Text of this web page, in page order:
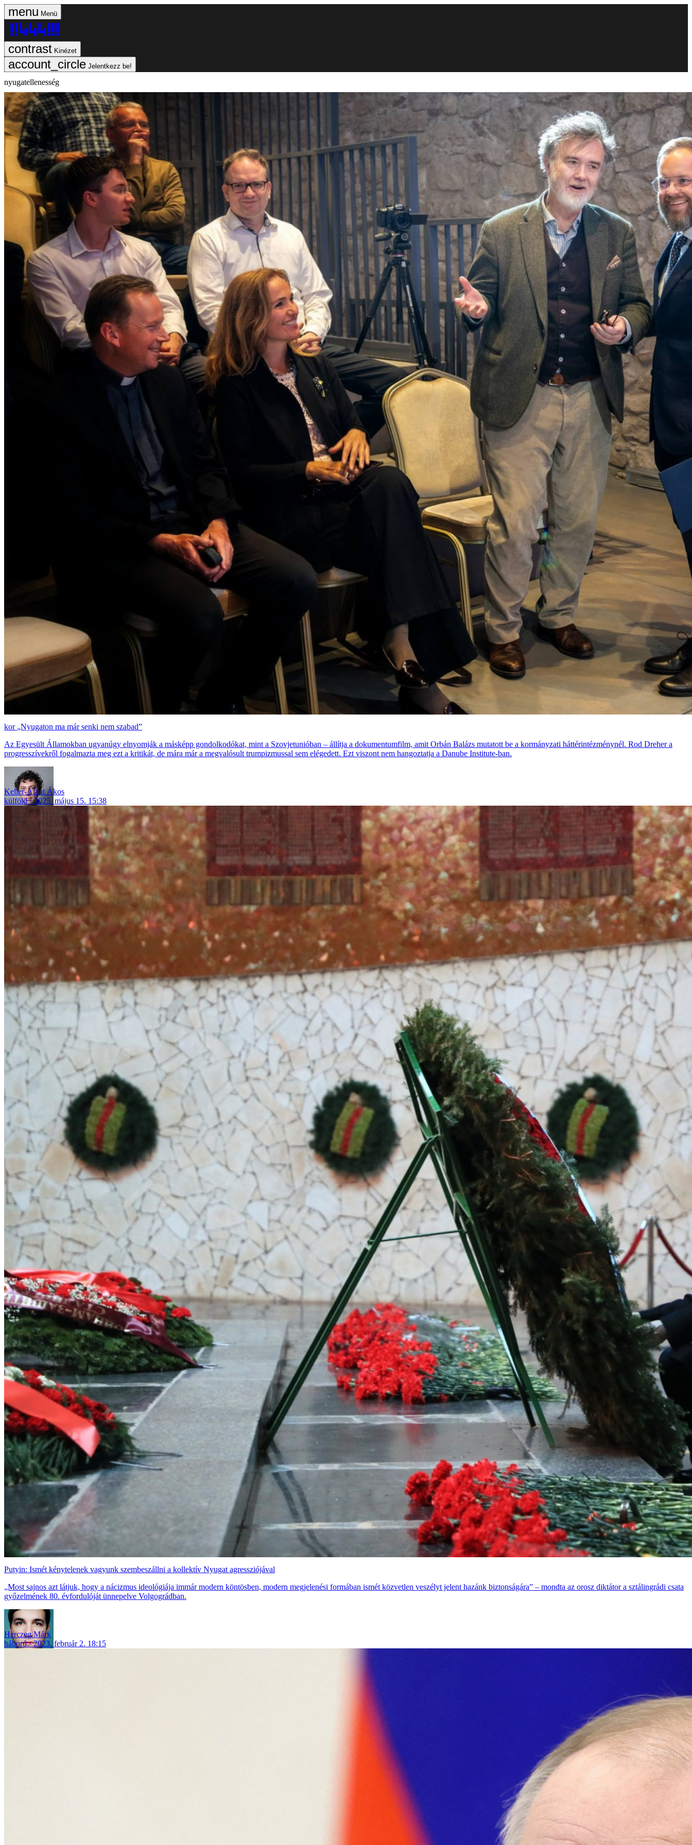
Menü
Kinézet
Jelentkezz be!
nyugatellenesség
„Nyugaton ma már senki nem szabad”
Az Egyesült Államokban ugyanúgy elnyomják a másképp gondolkodókat, mint a Szovjetunióban – állítja a dokumentumfilm, amit Orbán Balázs mutatott be a kormányzati háttérintézménynél. Rod Dreher a
progresszívekről fogalmazta meg ezt a kritikát, de mára már a megvalósult trumpizmussal sem elégedett. Ezt viszont nem hangoztatja a Danube Institute-ban.
Keller-Alánt Ákos
külföld
2025. május 15. 15:38
Putyin: Ismét kénytelenek vagyunk szembeszállni a kollektív Nyugat agressziójával
„Most sajnos azt látjuk, hogy a nácizmus ideológiája immár modern köntösben, modern megjelenési formában ismét közvetlen veszélyt jelent hazánk biztonságára” – mondta az orosz diktátor a sztálingrádi csata
győzelmének 80. évfordulóját ünnepelve Volgográdban.
Herczeg Márk
háború
2023. február 2. 18:15